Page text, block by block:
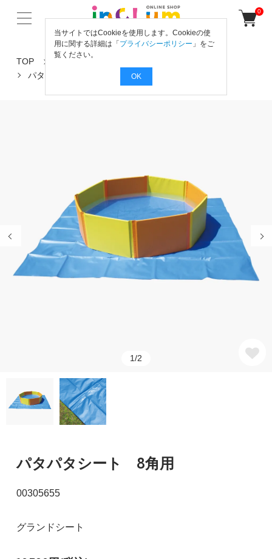
0
TOP からだの動きを育てよう！
パタパタシート 8角用
1/2
パタパタシート 8角用
00305655
グランドシート
当サイトではCookieを使用します。Cookieの使
用に関する詳細は「 プライバシーポリシー 」をご
覧ください。
OK